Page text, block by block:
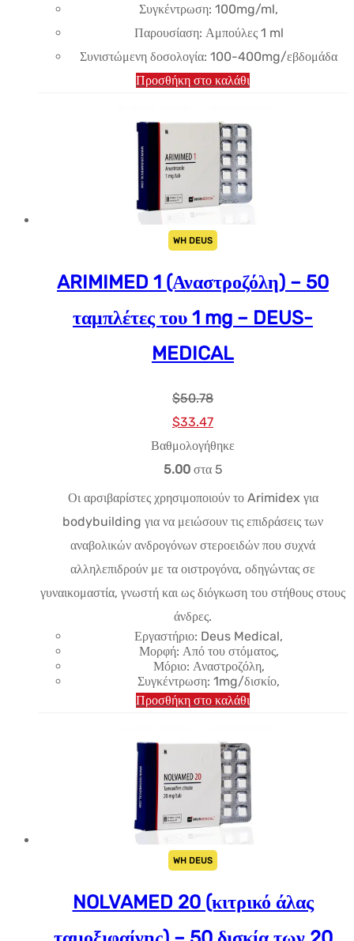
Συγκέντρωση: 100mg/ml,
Παρουσίαση: Αμπούλες 1 ml
Συνιστώμενη δοσολογία: 100-400mg/εβδομάδα
Προσθήκη στο καλάθι
WH DEUS
ARIMIMED 1 (Αναστροζόλη) – 50
ταμπλέτες του 1 mg – DEUS-
MEDICAL
$50.78
Αρχική
τιμή:
$50.78.
$33.47Η
τρέχουσα
τιμή
είναι:
$33.47.
Βαθμολογήθηκε
5.00στα 5
Οι αρσιβαρίστες χρησιμοποιούν το Arimidex για
bodybuilding για να μειώσουν τις επιδράσεις των
αναβολικών ανδρογόνων στεροειδών που συχνά
αλληλεπιδρούν με τα οιστρογόνα, οδηγώντας σε
γυναικομαστία, γνωστή και ως διόγκωση του στήθους στους
άνδρες.
Εργαστήριο: Deus Medical,
Μορφή: Από του στόματος,
Μόριο: Αναστροζόλη,
Συγκέντρωση: 1mg/δισκίο,
Προσθήκη στο καλάθι
WH DEUS
NOLVAMED 20 (κιτρικό άλας